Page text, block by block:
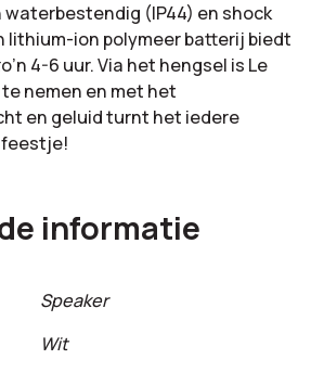
waterbestendig (IP44) en shock
lithium-ion polymeer batterij biedt
4-6 uur. Via het hengsel is Le
nemen en met het
en geluid turnt het iedere
informatie
Speaker
Wit